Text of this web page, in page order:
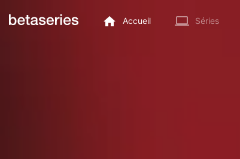
Accueil Séries